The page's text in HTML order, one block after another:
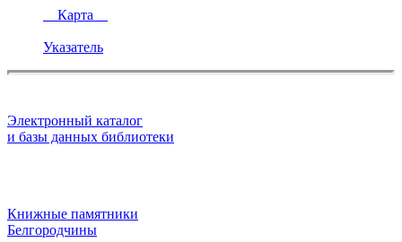
Карта
Указатель
Электронный каталог
и базы данных библиотеки
Книжные памятники
Белгородчины